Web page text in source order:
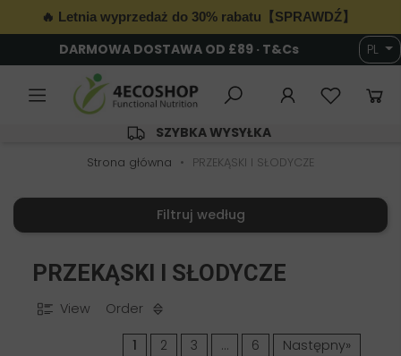
🔥 Letnia wyprzedaż do 30% rabatu【SPRAWDŹ】
DARMOWA DOSTAWA OD £89 · T&Cs PL
SZYBKA WYSYŁKA
Strona główna PRZEKĄSKI I SŁODYCZE
Filtruj według
PRZEKĄSKI I SŁODYCZE
View Order
1 2 3 … 6 Następny»